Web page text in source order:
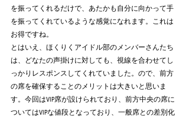
を振ってくれるだけで、あたかも自分に向かって手
を振ってくれているような感覚になれます。これは
お得ですね。
とはいえ、ほくりくアイドル部のメンバーさんたち
は、どなたの声掛けに対しても、視線を合わせてし
っかりレスポンスしてくれていました。ので、前方
の席を確保することのメリットは大きいと思いま
す。今回はVIP席が設けられており、前方中央の席に
ついてはVIPな値段となっており、一般席との差別化